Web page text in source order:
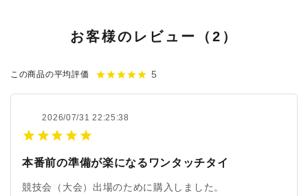
お客様のレビュー（2）
この商品の平均評価 starstarstarstarstar 5
2026/07/31 22:25:38
本番前の準備が楽になるワンタッチタイ
競技会（大会）出場のために購入しました。